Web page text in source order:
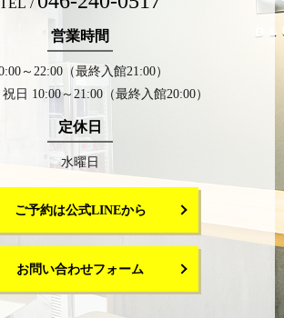
営業時間
～22:00（最終入館21:00）
日 10:00～21:00（最終入館20:00）
定休日
水曜日
ご予約は公式LINEから
お問い合わせフォーム